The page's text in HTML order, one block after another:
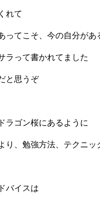
れて
ってこそ、今の自分があ
ラって書かれてました
と思うぞ
ラゴン桜にあるように
り、勉強方法、テクニ
バイスは